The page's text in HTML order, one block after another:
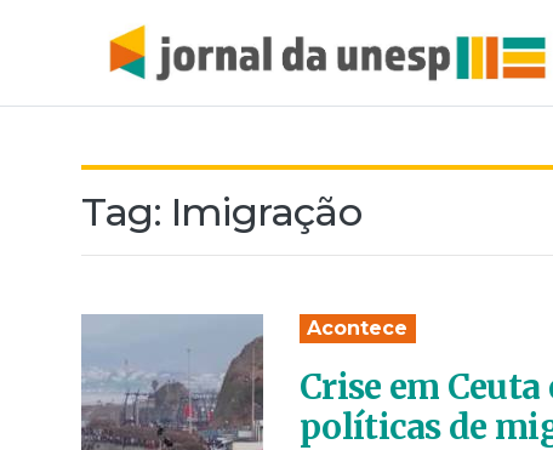
Tag: Imigração
Acontece
Crise em
políticas de